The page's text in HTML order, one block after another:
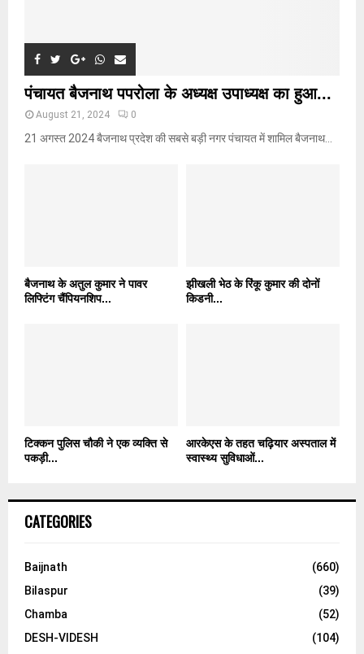
पंचायत बैजनाथ पपरोला के अध्यक्ष उपाध्यक्ष का हुआ...
August 21, 2024 0
21 अगस्त 2024 बैजनाथ प्रदेश की सबसे बड़ी नगर पंचायत में शामिल बैजनाथ...
बैजनाथ के अतुल कुमार ने पावर
लिफ्टिंग चैंपियनशिप...
झीखली भेठ के रिंकू कुमार की दोनों
किडनी...
टिक्कन पुलिस चौकी ने एक व्यक्ति से
पकड़ी...
आरकेएस के तहत चढ़ियार अस्पताल में
स्वास्थ्य सुविधाओं...
CATEGORIES
Baijnath
(660)
Bilaspur
(39)
Chamba
(52)
DESH-VIDESH
(104)